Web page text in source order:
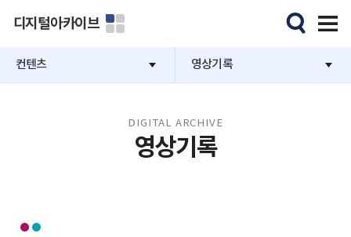
디지털아카이브
컨텐츠 영상기록
DIGITAL ARCHIVE
영상기록